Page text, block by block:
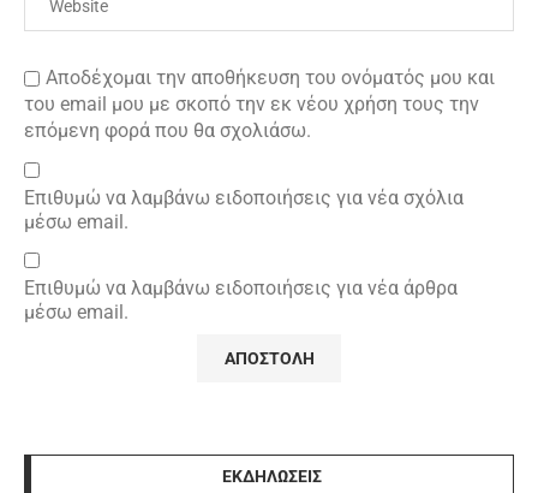
Αποδέχομαι την αποθήκευση του ονόματός μου και
του email μου με σκοπό την εκ νέου χρήση τους την
επόμενη φορά που θα σχολιάσω.
Επιθυμώ να λαμβάνω ειδοποιήσεις για νέα σχόλια
μέσω email.
Επιθυμώ να λαμβάνω ειδοποιήσεις για νέα άρθρα
μέσω email.
ΕΚΔΗΛΩΣΕΙΣ